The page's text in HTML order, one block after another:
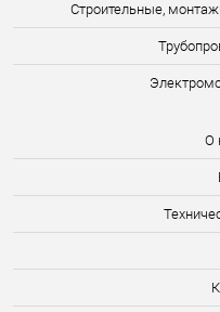
Строительные,
О